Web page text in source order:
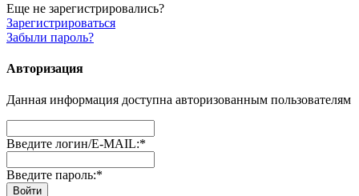
Еще не зарегистрировались?
Зарегистрироваться
Забыли пароль?
Авторизация
Данная информация доступна авторизованным пользователям
Введите логин/E-MAIL:*
Введите пароль:*